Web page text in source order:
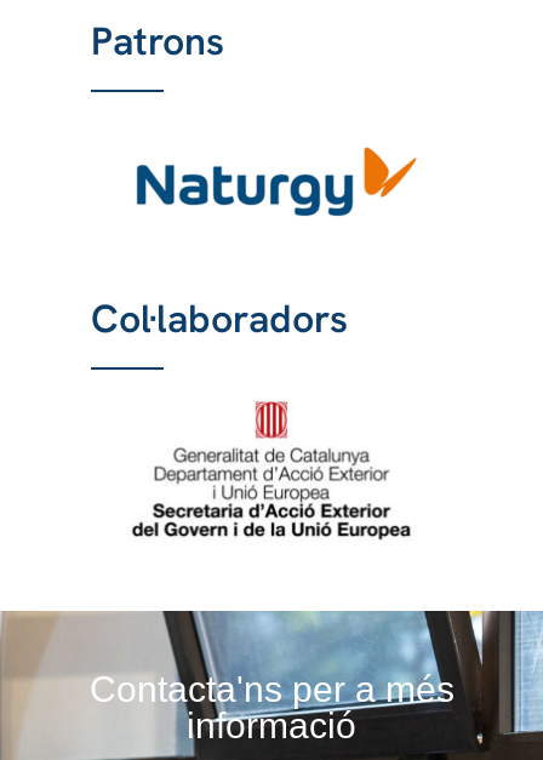
Patrons
Col·laboradors
Contacta'ns per a més
informació